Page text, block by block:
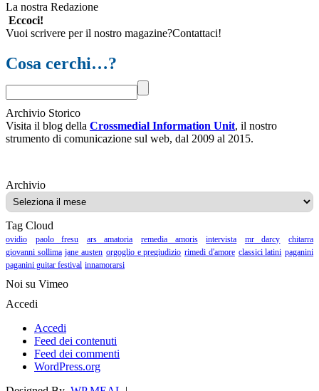
La nostra Redazione
Eccoci!
Vuoi scrivere per il nostro magazine?Contattaci!
Cosa cerchi…?
Archivio Storico
Visita il blog della Crossmedial Information Unit, il nostro
strumento di comunicazione sul web, dal 2009 al 2015.
ArchivioArchivio
Tag Cloud
ovidio paolo fresu ars amatoria remedia amoris intervista mr darcy
chitarra
giovanni sollima jane austen orgoglio e pregiudizio rimedi d'amore classici latini paganini
paganini guitar festival innamorarsi
Noi su Vimeo
Accedi
Accedi
Feed dei contenuti
Feed dei commenti
WordPress.org